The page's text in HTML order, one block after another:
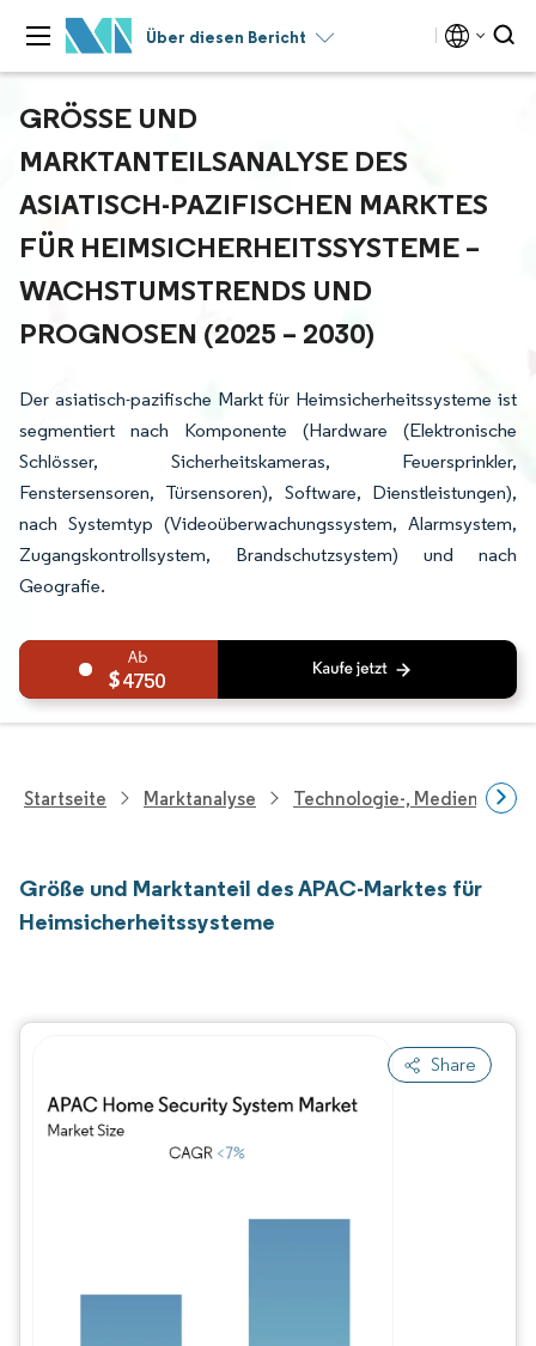
Über diesen Bericht
GRÖSSE UND M
ARKTANTEILSANALYSE DES A
SIATISCH-PAZIFISCHEN MARKTES F
ÜR HEIMSICHERHEITSSYSTEME – W
ACHSTUMSTRENDS UND P
ROGNOSEN (2025 – 2030)
Der asiatisch-pazifische Markt für Heimsicherheitssysteme ist
segmentiert nach Komponente (Hardware (Elektronische
Schlösser, Sicherheitskameras, Feuersprinkler,
Fenstersensoren, Türsensoren), Software, Dienstleistungen),
nach Systemtyp (Videoüberwachungssystem, Alarmsystem,
Zugangskontrollsystem, Brandschutzsystem) und nach
Geografie.
4750
Startseite Marktanalyse Technologie-, Medien- Und
Größe und Marktanteil des APAC-Marktes für
Heimsicherheitssysteme
Share